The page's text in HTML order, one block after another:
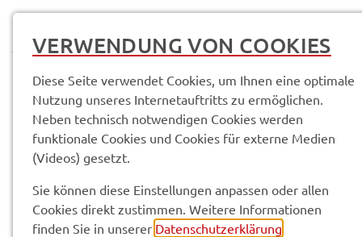
Pres­se­mit­tei­lun­gen
Vorle­sen
VERWENDUNG VON COOKIES
Diese Seite verwendet Cookies, um Ihnen eine optimale
Nutzung unseres Internetauftritts zu ermöglichen.
Neben technisch notwendigen Cookies werden
funktionale Cookies und Cookies für externe Medien
(Videos) gesetzt.
Sie können diese Einstellungen anpassen oder allen
Cookies direkt zustimmen. Weitere Informationen
finden Sie in unserer Datenschutzerklärung